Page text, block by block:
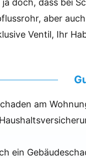
doch, dass bei
aber
Ventil, Ihr
am
ein